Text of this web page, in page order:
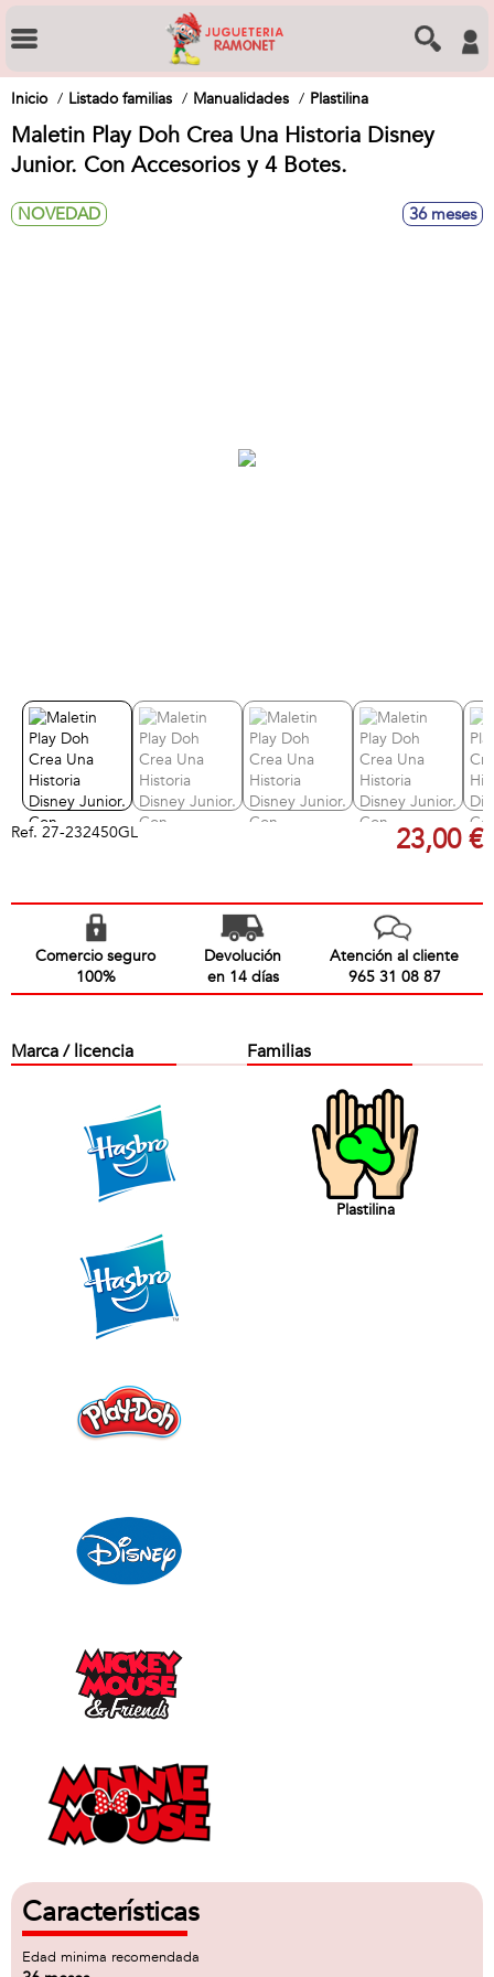
Inicio Listado familias Manualidades Plastilina
Maletin Play Doh Crea Una Historia Disney
Junior. Con Accesorios y 4 Botes.
NOVEDAD 36 meses
Ref. 27-232450GL 23,00 €
Comercio seguro
100%
Devolución
en 14 días
Atención al cliente
965 31 08 87
Marca / licencia Familias
Plastilina
Características
Edad minima recomendada